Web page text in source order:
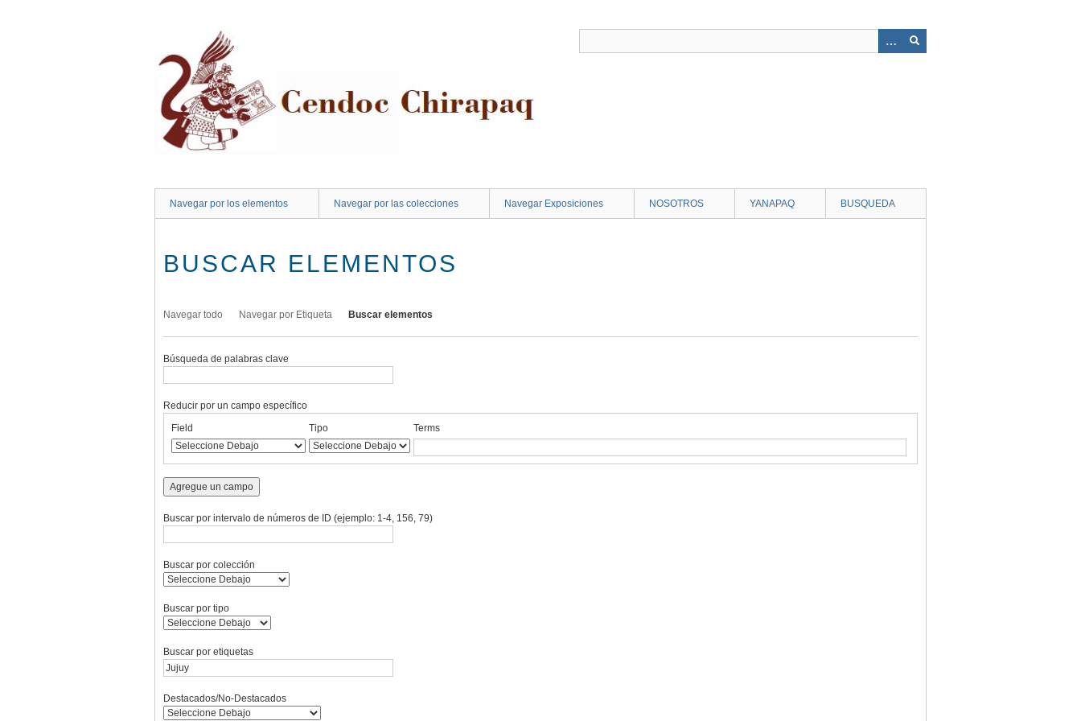
Navegar por los elementos Navegar por las colecciones Navegar Exposiciones NOSOTROS YANAPAQ BUSQUEDA
BUSCAR ELEMENTOS
Navegar todo Navegar por Etiqueta Buscar elementos
Búsqueda de palabras clave
rows
in
"Reducir
por
campo
Reducir por un campo específico
de
búsqueda
de
búsqueda
de
búsqueda
de
Búsqueda
Field Tipo Terms
Agregue un campo
Buscar por intervalo de números de ID (ejemplo: 1-4, 156, 79)
Buscar por colección
Buscar por tipo
Buscar por etiquetas
Destacados/No-Destacados